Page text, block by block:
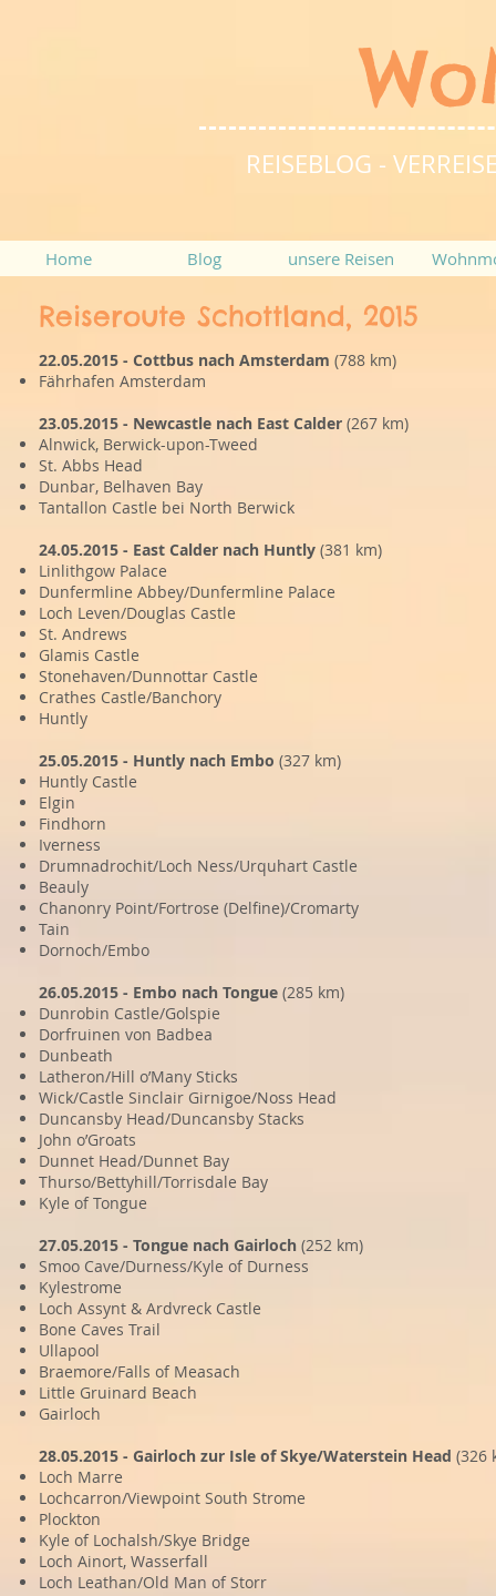
REISEBLOG -
Home Blog unsere Reisen
Reiseroute Schottland, 2015
22.05.2015 - Cottbus nach Amsterdam (788 km)
Fährhafen Amsterdam
23.05.2015 - Newcastle nach East Calder (267 km)
Alnwick, Berwick-upon-Tweed
St. Abbs Head
Dunbar, Belhaven Bay
Tantallon Castle bei North Berwick
24.05.2015 - East Calder nach Huntly (381 km)
Linlithgow Palace
Dunfermline Abbey/Dunfermline Palace
Loch Leven/Douglas Castle
St. Andrews
Glamis Castle
Stonehaven/Dunnottar Castle
Crathes Castle/Banchory
Huntly
25.05.2015 - Huntly nach Embo (327 km)
Huntly Castle
Elgin
Findhorn
Iverness
Drumnadrochit/Loch Ness/Urquhart Castle
Beauly
Chanonry Point/Fortrose (Delfine)/Cromarty
Tain
Dornoch/Embo
26.05.2015 - Embo nach Tongue (285 km)
Dunrobin Castle/Golspie
Dorfruinen von Badbea
Dunbeath
Latheron/Hill o’Many Sticks
Wick/Castle Sinclair Girnigoe/Noss Head
Duncansby Head/Duncansby Stacks
John o’Groats
Dunnet Head/Dunnet Bay
Thurso/Bettyhill/Torrisdale Bay
Kyle of Tongue
27.05.2015 - Tongue nach Gairloch (252 km)
Smoo Cave/Durness/Kyle of Durness
Kylestrome
Loch Assynt & Ardvreck Castle
Bone Caves Trail
Ullapool
Braemore/Falls of Measach
Little Gruinard Beach
Gairloch
28.05.2015 - Gairloch zur Isle of Skye/Waterstein Head (326
Loch Marre
Lochcarron/Viewpoint South Strome
Plockton
Kyle of Lochalsh/Skye Bridge
Loch Ainort, Wasserfall
Loch Leathan/Old Man of Storr